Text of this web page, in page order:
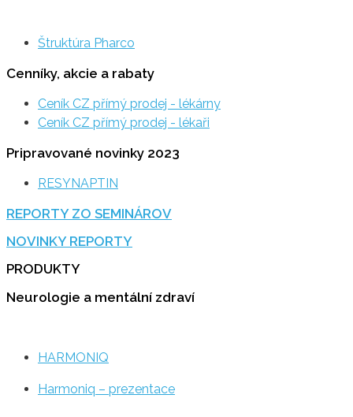
Štruktúra Pharco
Cenníky, akcie a rabaty
Ceník CZ přímý prodej - lékárny
Ceník CZ přímý prodej - lékaři
Pripravované novinky 2023
RESYNAPTIN
REPORTY ZO SEMINÁROV
NOVINKY REPORTY
PRODUKTY
Neurologie a mentální zdraví
HARMONIQ
Harmoniq – prezentace